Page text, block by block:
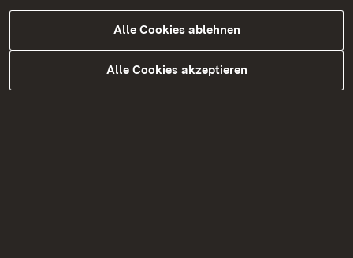
Integration
Ombudswesen für die
Flüchtlingserstaufnahme
Alle Cookies ablehnen
Alle Cookies akzeptieren